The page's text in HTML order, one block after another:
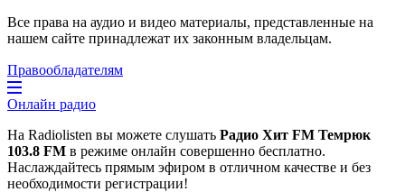
Все права на аудио и видео материалы, представленные на
нашем сайте принадлежат их законным владельцам.
Правообладателям
Онлайн радио
На Radiolisten вы можете слушать Радио Хит FM Темрюк
103.8 FM в режиме онлайн совершенно бесплатно.
Наслаждайтесь прямым эфиром в отличном качестве и без
необходимости регистрации!